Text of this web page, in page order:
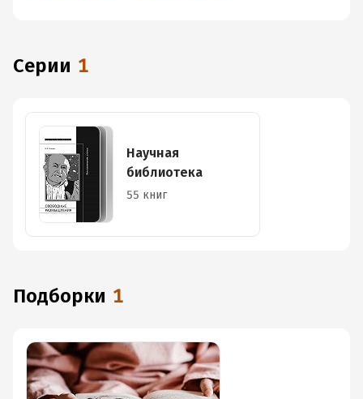
Серии 1
Научная
библиотека
55 книг
Подборки 1